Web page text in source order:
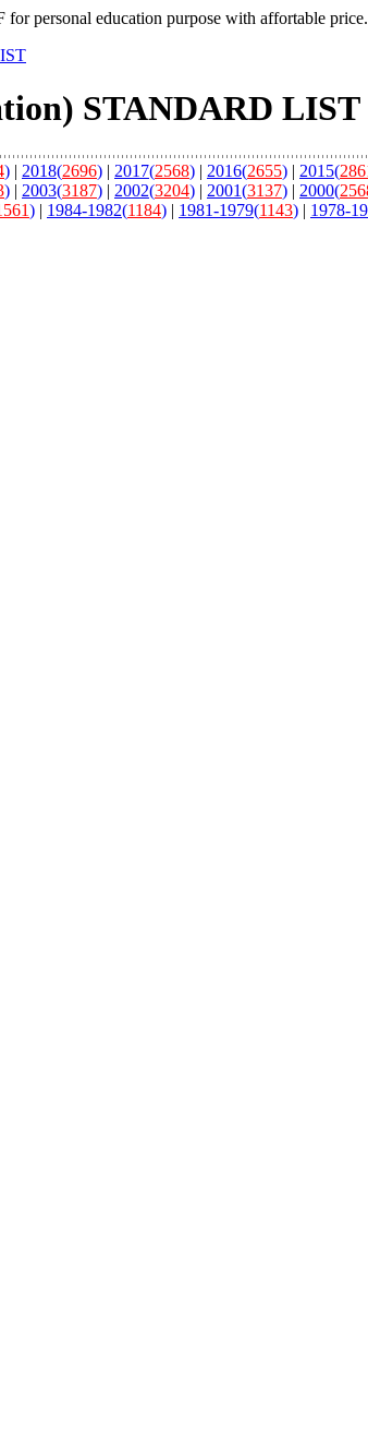
personal education purpose with affortable
STANDARD LIST
) | 2018(2696) | 2017(2568) | 2016(2655) | 2015(
) | 2003(3187) | 2002(3204) | 2001(3137) | 2000(
) | 1984-1982(1184) | 1981-1979(1143) | 1978-